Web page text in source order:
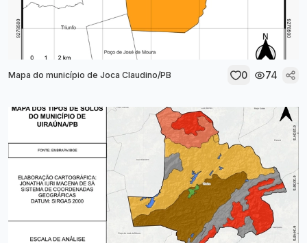
Mapa do município de Joca Claudino/PB 0 74